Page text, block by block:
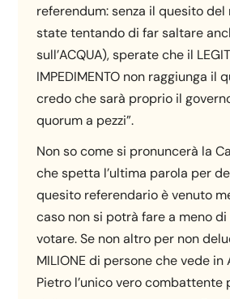
referendum: senza il quesito del
state tentando di far saltare
sull’ACQUA), sperate che il
IMPEDIMENTO non raggiunga il
credo che sarà proprio il
quorum a pezzi”.
Non so come si pronuncerà la
che spetta l’ultima parola per
quesito referendario è venuto
caso non si potrà fare a meno di
votare. Se non altro per non
MILIONE di persone che vede in
Pietro l’unico vero combattente